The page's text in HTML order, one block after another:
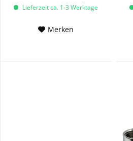
Lieferzeit ca. 1-3 Werktage
Merken